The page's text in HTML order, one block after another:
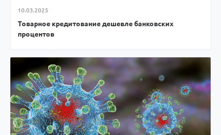
10.03.2025
Товарное кредитование дешевле банковских
процентов